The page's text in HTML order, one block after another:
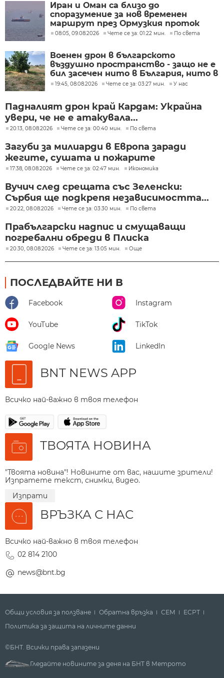
Иран и Оман са близо до
споразумение за нов временен
маршрут през Ормузкия проток
08:05, 09.08.2026 Чете се за: 01:22 мин. По света
Военен дрон в българското
въздушно пространство - защо не е
бил засечен нито в България, нито в
Румъния?
19:45, 08.08.2026 Чете се за: 03:27 мин. У нас
Падналият дрон край Кардам: Украйна
увери, че не е атакувала...
20:13, 08.08.2026 Чете се за: 00:40 мин. По света
Загуби за милиарди в Европа заради
жегите, сушата и пожарите
17:38, 08.08.2026 Чете се за: 02:47 мин. Икономика
Вучич след срещата със Зеленски:
Сърбия ще подкрепя независимостта...
20:22, 08.08.2026 Чете се за: 03:30 мин. По света
Прабългарски надпис и смущаващи
погребални обреди в Плиска
20:30, 08.08.2026 Чете се за: 13:05 мин. Още
ПОСЛЕДВАЙТЕ НИ В
Facebook Instagram
YouTube TikTok
Google News LinkedIn
BNT NEWS APP
Всичко най-важно в твоя телефон
ТВОЯТА НОВИНА
"Твоята новина"! Новините от вас, нашите зрители!
Изпратете текст, снимки, видео.
Изпрати
ВРЪЗКА С НАС
Всичко най-важно в твоя телефон
02 814 2100
news@bnt.bg
Общи условия за ползване Обратна връзка СЕМ
ECPT
Политика за защита на личните данни
©БНТ. Всички права запазени
Гледайте новините за деня на БНТ в Метрото